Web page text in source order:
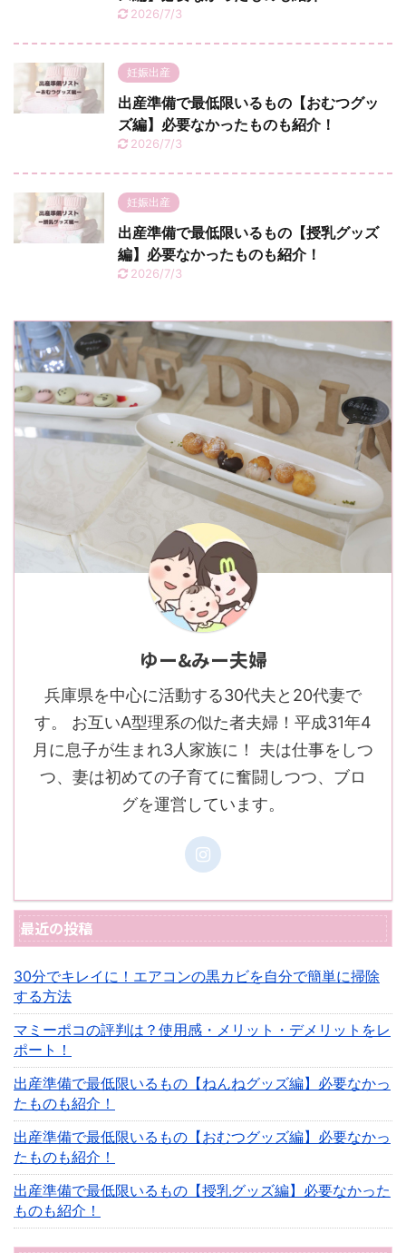
2026/7/3
妊娠出産
出産準備で最低限いるもの【おむつグッ
ズ編】必要なかったものも紹介！
2026/7/3
妊娠出産
出産準備で最低限いるもの【授乳グッズ
編】必要なかったものも紹介！
2026/7/3
ゆー&みー夫婦
兵庫県を中心に活動する30代夫と20代妻で
す。 お互いA型理系の似た者夫婦！平成31年4
月に息子が生まれ3人家族に！ 夫は仕事をしつ
つ、妻は初めての子育てに奮闘しつつ、ブロ
グを運営しています。
最近の投稿
30分でキレイに！エアコンの黒カビを自分で簡単に掃除
する方法
マミーポコの評判は？使用感・メリット・デメリットをレ
ポート！
出産準備で最低限いるもの【ねんねグッズ編】必要なかっ
たものも紹介！
出産準備で最低限いるもの【おむつグッズ編】必要なかっ
たものも紹介！
出産準備で最低限いるもの【授乳グッズ編】必要なかった
ものも紹介！